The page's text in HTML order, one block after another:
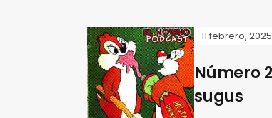
11 febrero, 2025
Número
sugus